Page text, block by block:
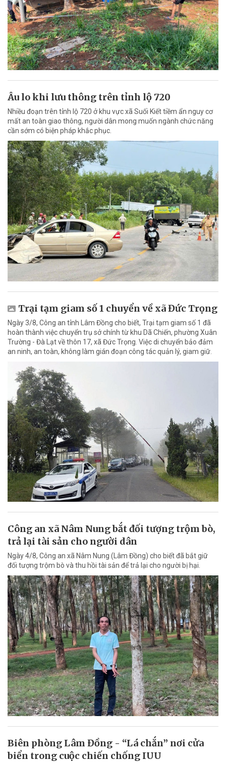
Âu lo khi lưu thông trên tỉnh lộ 720
Nhiều đoạn trên tỉnh lộ 720 ở khu vực xã Suối Kiết tiềm ẩn nguy cơ
mất an toàn giao thông, người dân mong muốn ngành chức năng
cần sớm có biện pháp khắc phục.
Trại tạm giam số 1 chuyển về xã Đức Trọng
Ngày 3/8, Công an tỉnh Lâm Đồng cho biết, Trại tạm giam số 1 đã
hoàn thành việc chuyển trụ sở chính từ khu Dã Chiến, phường Xuân
Trường - Đà Lạt về thôn 17, xã Đức Trọng. Việc di chuyển bảo đảm
an ninh, an toàn, không làm gián đoạn công tác quản lý, giam giữ.
Công an xã Nâm Nung bắt đối tượng trộm bò,
trả lại tài sản cho người dân
Ngày 4/8, Công an xã Nâm Nung (Lâm Đồng) cho biết đã bắt giữ
đối tượng trộm bò và thu hồi tài sản để trả lại cho người bị hại.
Biên phòng Lâm Đồng - “Lá chắn” nơi cửa
biển trong cuộc chiến chống IUU